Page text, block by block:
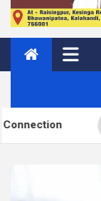
Matt: Gabriel